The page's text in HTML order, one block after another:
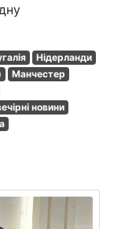
Нідерланди
Манчестер
новини